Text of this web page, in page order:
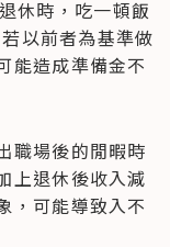
休時，吃一頓飯
以前者為基準做
能造成準備金不
職場後的閒暇時
上退休後收入減
，可能導致入不